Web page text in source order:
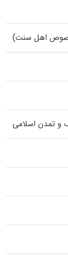
اهل سنت)
و تمدن اسلامی